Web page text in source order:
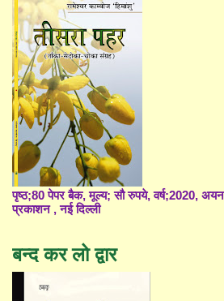
पृष्ठ;80 पेपर बैक, मूल्य; सौ रुपये, वर्ष;2020, अयन
प्रकाशन , नई दिल्ली
बन्द कर लो द्वार